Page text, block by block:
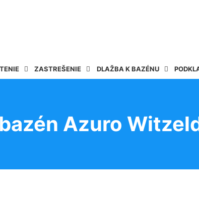
ZASTREŠENIE DLAŽBA K BAZÉNU
Azuro